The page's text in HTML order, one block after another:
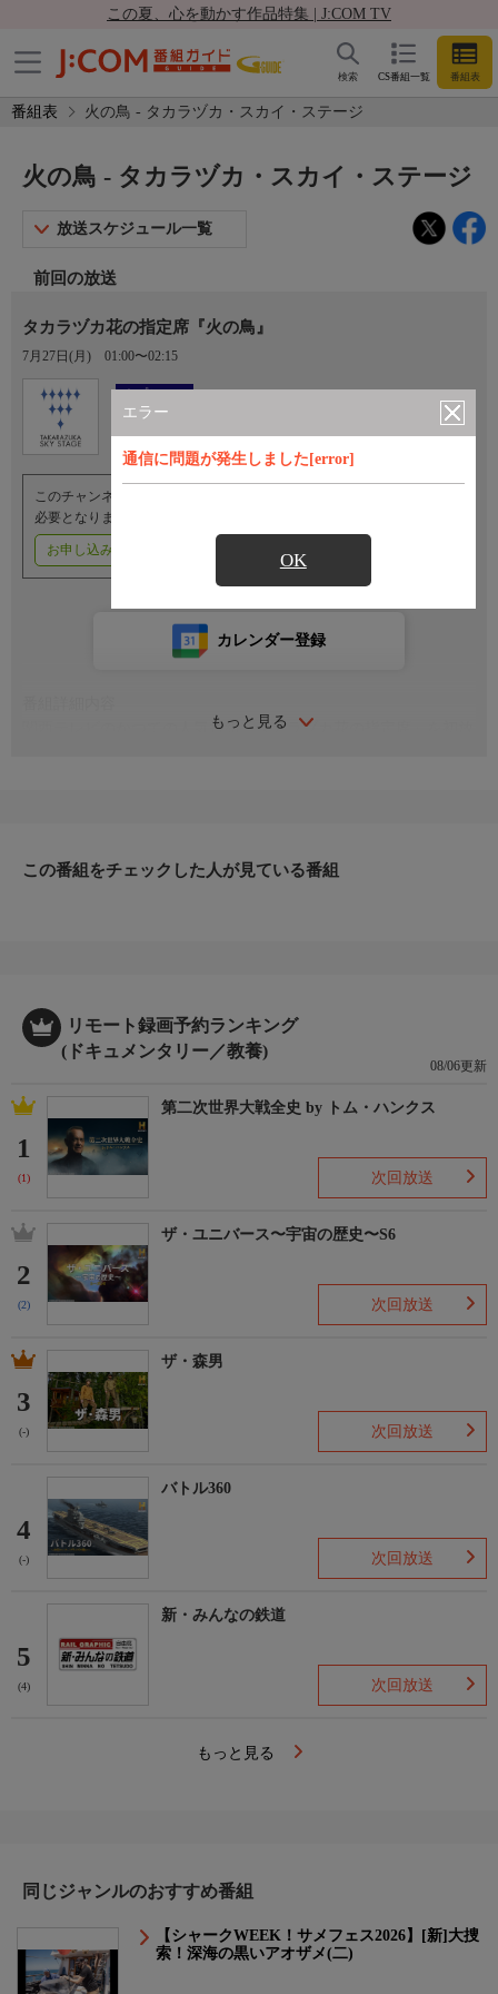
この夏、心を動かす作品特集 | J:COM TV
CS番組一覧 番組表
検索
番組表 火の鳥 - タカラヅカ・スカイ・ステージ
エラー
通信に問題が発生しました[error]
OK
火の鳥 - タカラヅカ・スカイ・ステージ
放送スケジュール一覧
前回の放送
タカラヅカ花の指定席『火の鳥』
7月27日(月) 01:00〜02:15
オプション
Ch.760
タカラヅカ・スカイ・ステージ
このチャンネルのご視聴には、オプションチャンネル(有料)のご契約が
必要となります。
お申し込みはこちら
もっと見る
カレンダー登録
関西テレビのかつての人気番組「タカラヅカ花の指定席」を初放
この番組をチェックした人が見ている番組
リモート録画予約ランキング
(ドキュメンタリー／教養)
08/06更新
1
(1)
第二次世界大戦全史 by トム・ハンクス
次回放送
2
(2)
ザ・ユニバース〜宇宙の歴史〜S6
次回放送
3
(-)
ザ・森男
次回放送
4
(-)
バトル360
次回放送
5
(4)
新・みんなの鉄道
次回放送
もっと見る
同じジャンルのおすすめ番組
【シャークWEEK！サメフェス2026】[新]大捜
索！深海の黒いアオザメ(二)